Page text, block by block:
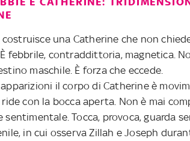
costruisce una Catherine che non
febbrile, contraddittoria, magnetica.
maschile. È forza che eccede.
il corpo di Catherine è
ride con la bocca aperta. Non è mai
Tocca, provoca, guarda
in cui osserva Zillah e Joseph